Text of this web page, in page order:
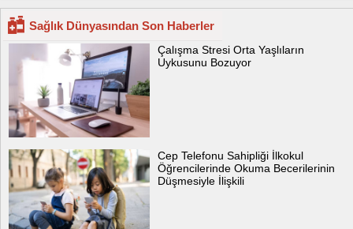
Sağlık Dünyasından Son Haberler
Çalışma Stresi Orta Yaşlıların
Uykusunu Bozuyor
Cep Telefonu Sahipliği İlkokul
Öğrencilerinde Okuma Becerilerinin
Düşmesiyle İlişkili